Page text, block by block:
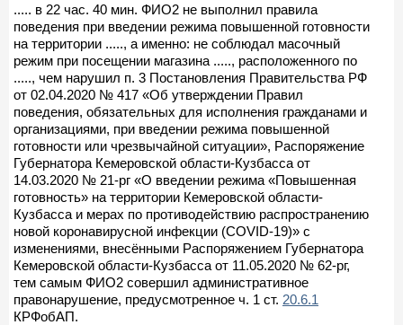
..... в 22 час. 40 мин. ФИО2 не выполнил правила
поведения при введении режима повышенной готовности
на территории ....., а именно: не соблюдал масочный
режим при посещении магазина ....., расположенного по
....., чем нарушил п. 3 Постановления Правительства РФ
от 02.04.2020 № 417 «Об утверждении Правил
поведения, обязательных для исполнения гражданами и
организациями, при введении режима повышенной
готовности или чрезвычайной ситуации», Распоряжение
Губернатора Кемеровской области-Кузбасса от
14.03.2020 № 21-рг «О введении режима «Повышенная
готовность» на территории Кемеровской области-
Кузбасса и мерах по противодействию распространению
новой коронавирусной инфекции (COVID-19)» с
изменениями, внесёнными Распоряжением Губернатора
Кемеровской области-Кузбасса от 11.05.2020 № 62-рг,
тем самым ФИО2 совершил административное
правонарушение, предусмотренное ч. 1 ст. 20.6.1
КРФобАП.